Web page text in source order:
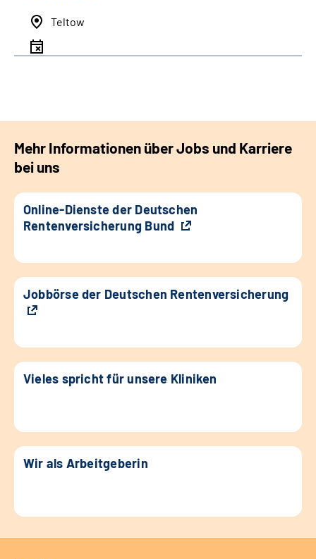
Teltow
Mehr Informationen über Jobs und Karriere
bei uns
Online-Dienste der Deutschen
Rentenversicherung Bund
Jobbörse der Deutschen Rentenversicherung
Vieles spricht für unsere Kliniken
Wir als Arbeitgeberin